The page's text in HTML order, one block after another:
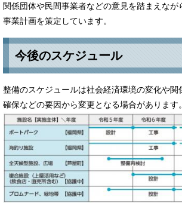
関係団体や民間事業者などの意見を踏まえなが
事業計画を策定しています。
今後のスケジュール
整備のスケジュールは社会経済環境の変化や関
確保などの要因から変更となる場合があります。